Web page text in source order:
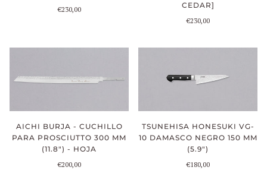
€230,00
CEDAR]
€230,00
AICHI BURJA - CUCHILLO
PARA PROSCIUTTO 300 MM
(11.8") - HOJA
€200,00
TSUNEHISA HONESUKI VG-
10 DAMASCO NEGRO 150 MM
(5.9")
€180,00